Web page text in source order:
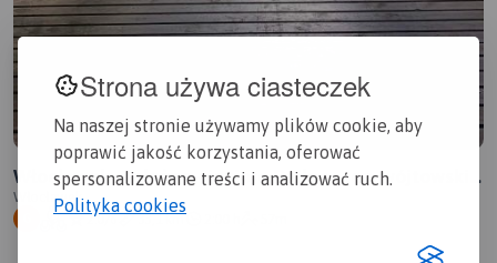
Strona używa ciasteczek
Na naszej stronie używamy plików cookie, aby
poprawić jakość korzystania, oferować
spersonalizowane treści i analizować ruch.
Polityka cookies
Włocławek- Telążna - jezioro Dzilno - jez. wójtowskie
- jez wikaryjskie - włocławek
Włocławek
2.0/6 33,1 km